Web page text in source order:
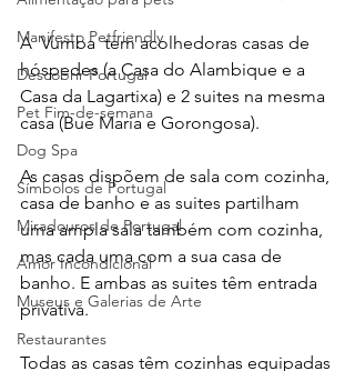
Manifesto Petfriendly
Descobrir Portugal
Pet Fim-de-semana
Dog Spa
Símbolos de Portugal
Miradouros de Portugal
Amor Incondicional
Museus e Galerias de Arte
Restaurantes
A  Vumba  tem acolhedoras casas de
hóspedes (a Casa do Alambique e a
Casa da Lagartixa) e 2 suites na mesma
casa (Bué Maria e Gorongosa).
As casas dispõem de sala com cozinha,
casa de banho e as suites partilham
uma ampla sala também com cozinha,
mas cada uma com a sua casa de
banho. E ambas as suites têm entrada
privativa.
Todas as casas têm cozinhas equipadas